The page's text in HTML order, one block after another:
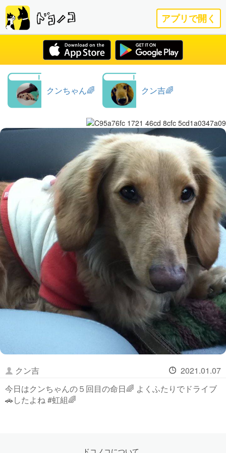
アプリで開く
クンちゃん🌈 クン吉🌈
クン吉
2021.01.07
今日はクンちゃんの５回目の命日🌈 よくふたりでドライブ
🚗したよね #虹組🌈